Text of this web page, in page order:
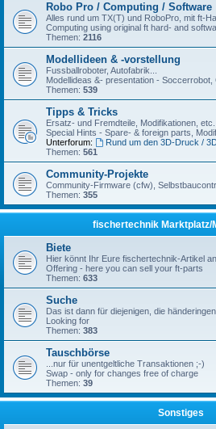
Robo Pro / Computing / Software
Alles rund um TX(T) und RoboPro, mit ft-
Computing using original ft hard- and
Themen: 2116
Modellideen & -vorstellung
Fussballroboter, Autofabrik...
Modellideas &- presentation - Soccerrobot,
Themen: 539
Tipps & Tricks
Ersatz- und Fremdteile, Modifikationen, etc.
Special Hints - Spare- & foreign parts,
Unterforum:
Rund um den 3D-Druck /
Themen: 561
Community-Projekte
Community-Firmware (cfw),
Themen: 355
fischertechnik Marktplatz/
Biete
Hier könnt Ihr Eure fischertechnik-Artikel
Offering - here you can sell your ft-parts
Themen: 633
Suche
Das ist dann für diejenigen, die
Looking for
Themen: 383
Tauschbörse
...nur für unentgeltliche Transaktionen ;-)
Swap - only for changes free of charge
Themen: 39
Sonstiges